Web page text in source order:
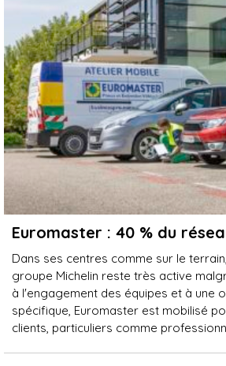
Euromaster : 40 % du
Dans ses centres comme sur le
groupe Michelin reste très active
à l'engagement des équipes et à une
spécifique, Euromaster est mobilisé
clients, particuliers comme